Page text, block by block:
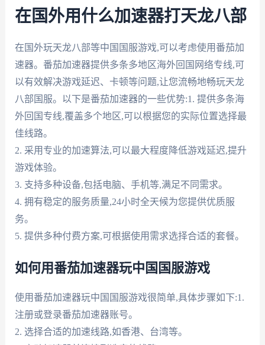
在国外用什么加速器打天龙八部
在国外玩天龙八部等中国国服游戏,可以考虑使用番茄加
速器。番茄加速器提供多条多地区海外回国网络专线,可
以有效解决游戏延迟、卡顿等问题,让您流畅地畅玩天龙
八部国服。以下是番茄加速器的一些优势:1. 提供多条海
外回国专线,覆盖多个地区,可以根据您的实际位置选择最
佳线路。
2. 采用专业的加速算法,可以最大程度降低游戏延迟,提升
游戏体验。
3. 支持多种设备,包括电脑、手机等,满足不同需求。
4. 拥有稳定的服务质量,24小时全天候为您提供优质服
务。
5. 提供多种付费方案,可根据使用需求选择合适的套餐。
如何用番茄加速器玩中国国服游戏
使用番茄加速器玩中国国服游戏很简单,具体步骤如下:1.
注册或登录番茄加速器账号。
2. 选择合适的加速线路,如香港、台湾等。